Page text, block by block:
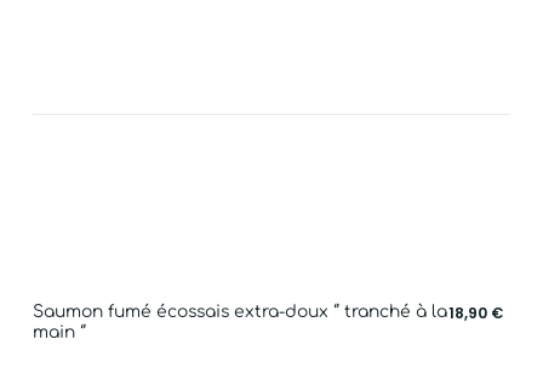
Saumon fumé écossais extra-doux ‘’ tranché à la
main ‘’
18,90 €